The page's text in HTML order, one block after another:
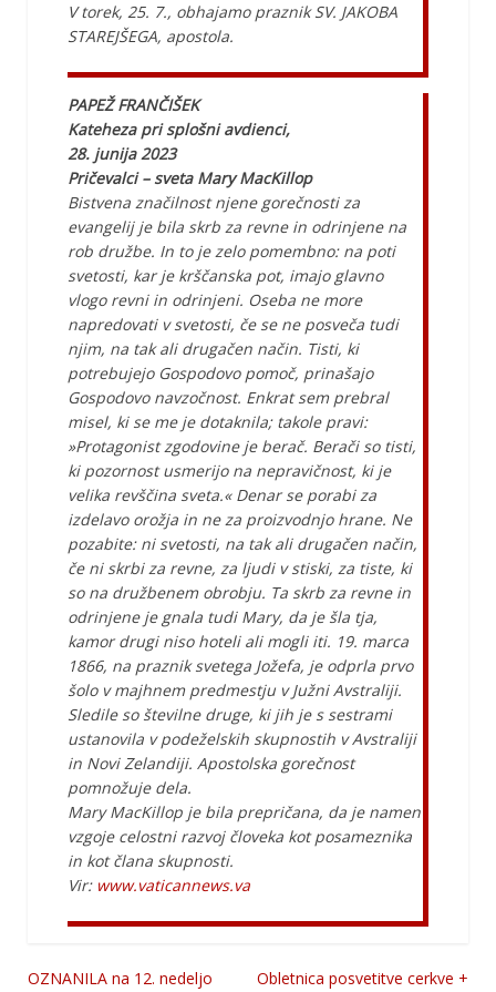
V torek, 25. 7., obhajamo praznik SV. JAKOBA
STAREJŠEGA, apostola.
PAPEŽ FRANČIŠEK
Kateheza pri splošni avdienci,
28. junija 2023
Pričevalci – sveta Mary MacKillop
Bistvena značilnost njene gorečnosti za
evangelij je bila skrb za revne in odrinjene na
rob družbe. In to je zelo pomembno: na poti
svetosti, kar je krščanska pot, imajo glavno
vlogo revni in odrinjeni. Oseba ne more
napredovati v svetosti, če se ne posveča tudi
njim, na tak ali drugačen način. Tisti, ki
potrebujejo Gospodovo pomoč, prinašajo
Gospodovo navzočnost. Enkrat sem prebral
misel, ki se me je dotaknila; takole pravi:
»Protagonist zgodovine je berač. Berači so tisti,
ki pozornost usmerijo na nepravičnost, ki je
velika revščina sveta.« Denar se porabi za
izdelavo orožja in ne za proizvodnjo hrane. Ne
pozabite: ni svetosti, na tak ali drugačen način,
če ni skrbi za revne, za ljudi v stiski, za tiste, ki
so na družbenem obrobju. Ta skrb za revne in
odrinjene je gnala tudi Mary, da je šla tja,
kamor drugi niso hoteli ali mogli iti. 19. marca
1866, na praznik svetega Jožefa, je odprla prvo
šolo v majhnem predmestju v Južni Avstraliji.
Sledile so številne druge, ki jih je s sestrami
ustanovila v podeželskih skupnostih v Avstraliji
in Novi Zelandiji. Apostolska gorečnost
pomnožuje dela.
Mary MacKillop je bila prepričana, da je namen
vzgoje celostni razvoj človeka kot posameznika
in kot člana skupnosti.
Vir: www.vaticannews.va
OZNANILA na 12. nedeljo
Obletnica posvetitve cerkve +